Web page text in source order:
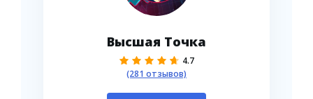
Высшая Точка
4.7
(281 отзывов)